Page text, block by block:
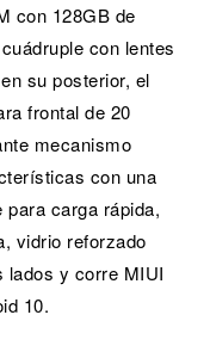
con 128GB de
con lentes
su posterior, el
frontal de 20
mecanismo
con una
carga rápida,
vidrio reforzado
lados y corre MIUI
10.